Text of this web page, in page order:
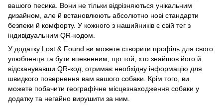
вашого песика. Вони не тільки відрізняються унікальним
дизайном, але й встановлюють абсолютно нові стандарти
безпеки й комфорту. У кожного з нашийників є свій тег з
індивідуальним QR-кодом.
У додатку Lost & Found ви можете створити профіль для свого
улюбленця та бути впевненим, що той, хто знайшов його й
відсканувавши QR-код, отримає необхідну інформацію для
швидкого повернення вам вашого собаки. Крім того, ви
можете побачити географічне місцезнаходження собаки у
додатку та негайно вирушити за ним.